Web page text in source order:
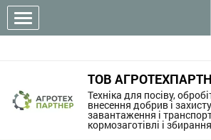
ТОВ
Техніка для посіву,
внесення добрив і
завантаження і
кормозаготівлі і